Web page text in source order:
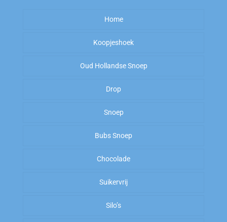
Home
Koopjeshoek
Sale
OP=OP
Kiloknallers
To Good To Go
Oud Hollandse Snoep
Drop
Zoet
Zout
Arabische Gom
Snoep
Amerikaans Snoep
Zoet
Zuur
Zout
Bubs Snoep
Chocolade
Suikervrij
Silo’s